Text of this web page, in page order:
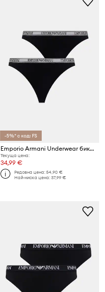
-5%* с код: FS
Emporio Armani Underwear бикини дамски 2 броя
Текуща цена:
34,99 €
Редовна цена:54,90 €
Най-ниска цена:37,99 €